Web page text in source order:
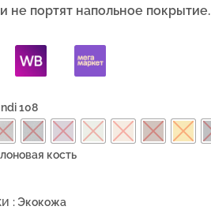
не портят напольное покрытие.
108
кость
: Экокожа